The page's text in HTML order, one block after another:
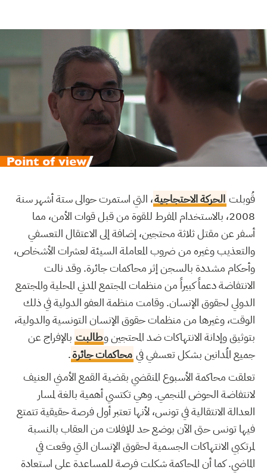
قُوبلت الحركة الاحتجاجية، التي استمرت حوالى ستة أشهر سنة
2008، بالاستخدام المفرط للقوة من قبل قوات الأمن، مما
أسفر عن مقتل ثلاثة محتجين، إضافة إلى الاعتقال التعسفي
والتعذيب وغيره من ضروب المعاملة السيئة لعشرات الأشخاص،
وأحكام مشددة بالسجن إثر محاكمات جائرة. وقد نالت
الانتفاضة دعماً كبيراً من منظمات المجتمع المدني المحلية والمجتمع
الدولي لحقوق الإنسان. وقامت منظمة العفو الدولية في ذلك
الوقت، وغيرها من منظمات حقوق الإنسان التونسية والدولية،
بتوثيق وإدانة الانتهاكات ضد المحتجين وطالبت بالإفراج عن
جميع المُدانين بشكل تعسفي في محاكمات جائرة.
تعلقت محاكمة الأسبوع المنقضي بقضية القمع الأمني العنيف
لانتفاضة الحوض المنجمي. وهي تكتسي أهمية بالغة لمسار
العدالة الانتقالية في تونس، لأنها تعتبر أول فرصة حقيقية تتمتع
فيها تونس حتى الآن بوضع حد للإفلات من العقاب بالنسبة
لمرتكبي الانتهاكات الجسمية لحقوق الإنسان التي وقعت في
الماضي. كما أن المحاكمة شكلت فرصة للمساعدة على استعادة